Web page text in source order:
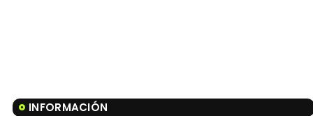
INFORMACIÓN